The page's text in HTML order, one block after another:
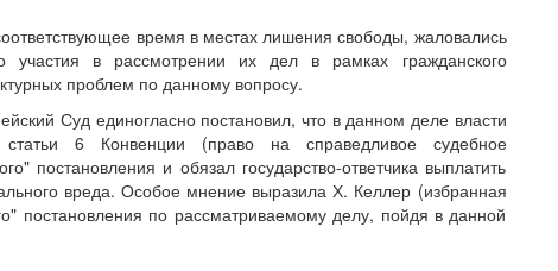
время в местах лишения свободы, жаловались
в рассмотрении их дел в рамках гражданского
проблем по данному вопросу.
Суд единогласно постановил, что в данном деле власти
6 Конвенции (право на справедливое судебное
постановления и обязал государство-ответчика выплатить
вреда. Особое мнение выразила Х. Келлер (избранная
постановления по рассматриваемому делу, пойдя в данной